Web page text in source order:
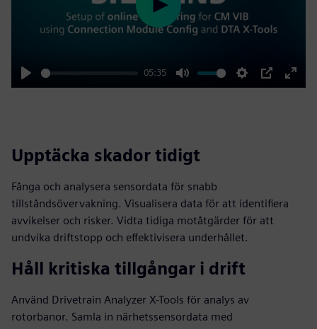
Play
05:35
Mute Settings
PIP
Enter
Play
Upptäcka skador tidigt
Fånga och analysera sensordata för snabb
tillståndsövervakning. Visualisera data för att identifiera
avvikelser och risker. Vidta tidiga motåtgärder för att
undvika driftstopp och effektivisera underhållet.
Håll kritiska tillgångar i drift
Använd Drivetrain Analyzer X-Tools för analys av
rotorbanor. Samla in närhetssensordata med